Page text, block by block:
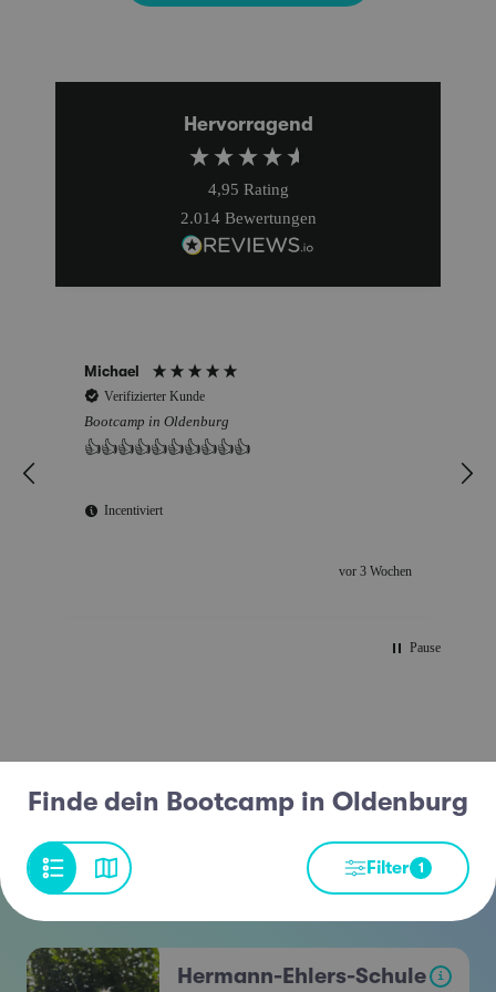
Hervorragend
4,95 Rating
2.014 Bewertungen
Michael
Verifizierter Kunde
Bootcamp in Oldenburg
👍👍👍👍👍👍👍👍👍👍
Incentiviert
vor 3 Wochen
Pause
Finde dein Bootcamp in Oldenburg
Filter 1
Hermann-Ehlers-Schule i